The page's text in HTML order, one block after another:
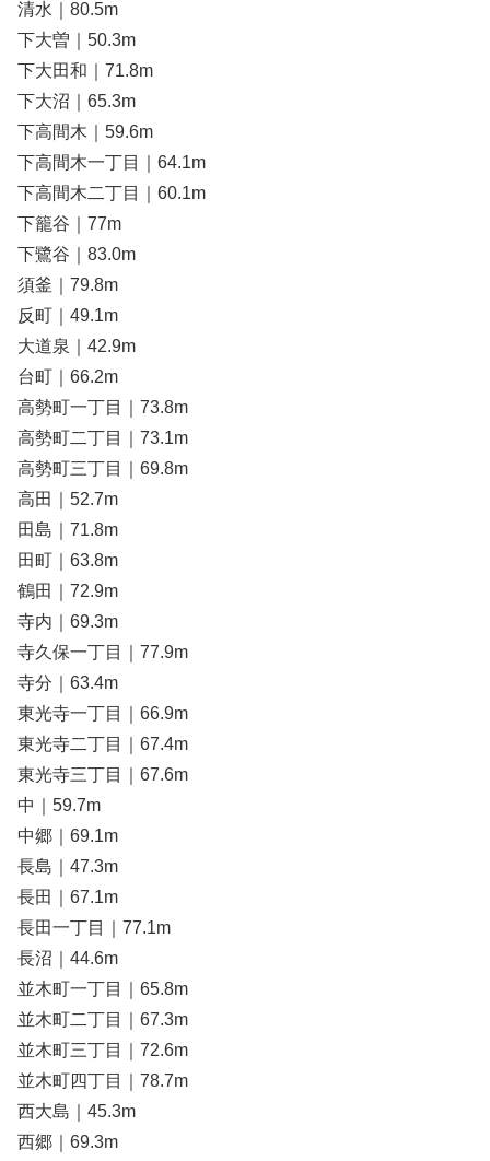
清水｜80.5m
下大曽｜50.3m
下大田和｜71.8m
下大沼｜65.3m
下高間木｜59.6m
下高間木一丁目｜64.1m
下高間木二丁目｜60.1m
下籠谷｜77m
下鷺谷｜83.0m
須釜｜79.8m
反町｜49.1m
大道泉｜42.9m
台町｜66.2m
高勢町一丁目｜73.8m
高勢町二丁目｜73.1m
高勢町三丁目｜69.8m
高田｜52.7m
田島｜71.8m
田町｜63.8m
鶴田｜72.9m
寺内｜69.3m
寺久保一丁目｜77.9m
寺分｜63.4m
東光寺一丁目｜66.9m
東光寺二丁目｜67.4m
東光寺三丁目｜67.6m
中｜59.7m
中郷｜69.1m
長島｜47.3m
長田｜67.1m
長田一丁目｜77.1m
長沼｜44.6m
並木町一丁目｜65.8m
並木町二丁目｜67.3m
並木町三丁目｜72.6m
並木町四丁目｜78.7m
西大島｜45.3m
西郷｜69.3m